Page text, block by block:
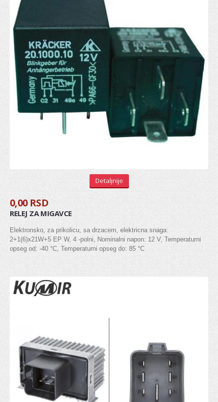
Viljuska kvacila
Set kvačila
Cilindar kvačila
Sajla kvačila
Zupčanik pedale kvačila
Homokinetički zglob
Zglob kardana
SISTEM UPRAVLJANJA
Manžetna letve volana
Kraj letve volana (aksijalni zglob)
Kraj spone
Letva volana
POGON / VEŠANJE TOČKOVA
Glavčina točka
Ležaj točka
Rukavac
Kugla
Detaljnije
0,00 RSD
RELEJ ZA MIGAVCE
Elektronsko, za prikolicu, sa drzacem, elektricna snaga:
2+1(6)x21W+5 EP W, 4 -polni, Nominalni napon: 12 V, Temperaturni
opseg od: -40 °C, Temperaturni opseg do: 85 °C